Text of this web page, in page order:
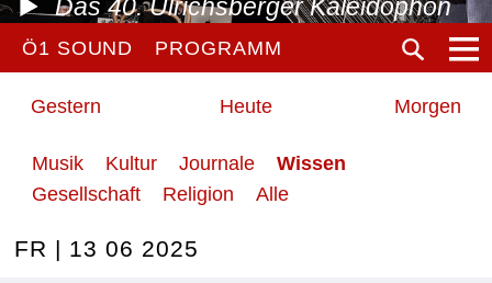
Das 40. Ulrichsberger Kaleidophon
Ö1 SOUND PROGRAMM
Gestern Heute Morgen
Musik Kultur Journale
Wissen
Gesellschaft
Religion Alle
FR | 13 06 2025